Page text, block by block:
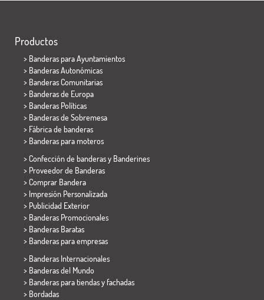
Productos
> Banderas para Ayuntamientos
> Banderas Autonómicas
> Banderas Comunitarias
> Banderas de Europa
> Banderas Políticas
> Banderas de Sobremesa
> Fábrica de banderas
> Banderas para moteros
> Confección de banderas y Banderines
> Proveedor de Banderas
> Comprar Bandera
> Impresión Personalizada
> Publicidad Exterior
> Banderas Promocionales
> Banderas Baratas
> Banderas para empresas
> Banderas Internacionales
> Banderas del Mundo
> Banderas para tiendas y fachadas
> Bordadas